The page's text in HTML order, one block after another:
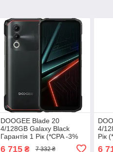
DOOGEE Blade 20
4/128GB Galaxy Black
Гарантія 1 Рік (*CPA -3%
6 715₴ 7 332 ₴
4/
Рік
6